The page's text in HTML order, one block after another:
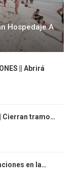
Hospedaje A
|| Abrirá
Cierran tramo…
en la…